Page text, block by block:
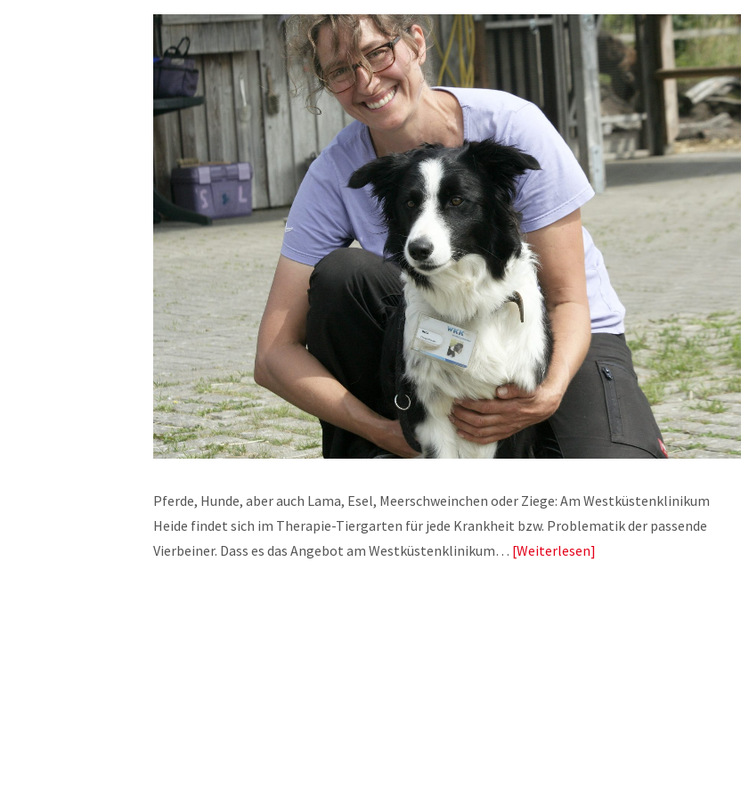
Pferde, Hunde, aber auch Lama, Esel, Meerschweinchen oder Ziege: Am Westküstenklinikum
Heide findet sich im Therapie-Tiergarten für jede Krankheit bzw. Problematik der passende
Vierbeiner. Dass es das Angebot am Westküstenklinikum… Weiterlesen